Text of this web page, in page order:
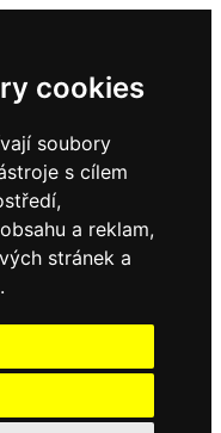
cookies
soubory
s cílem
a reklam,
stránek a